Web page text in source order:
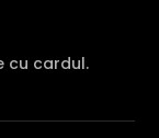
cu cardul.